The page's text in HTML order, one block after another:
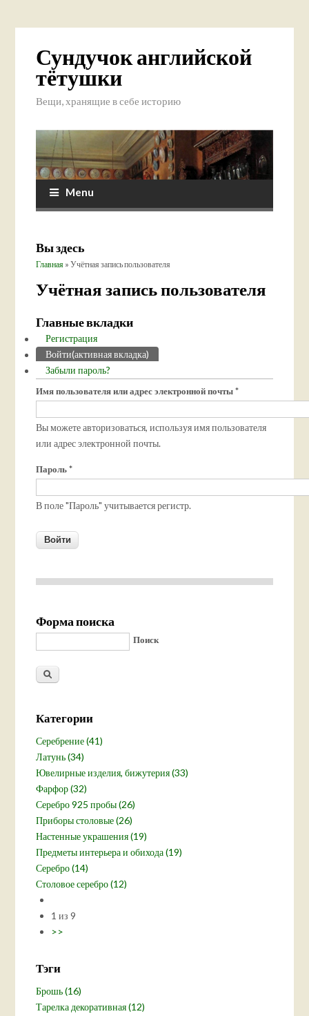
Сундучок английской
тётушки
Вещи, хранящие в себе историю
Menu
Вы здесь
Главная » Учётная запись пользователя
Учётная запись пользователя
Главные вкладки
Регистрация
Войти(активная вкладка)
Забыли пароль?
Имя пользователя или адрес электронной почты*
Вы можете авторизоваться, используя имя пользователя
или адрес электронной почты.
Пароль*
В поле "Пароль" учитывается регистр.
Форма поиска
Поиск
Категории
Серебрение (41)
Латунь (34)
Ювелирные изделия, бижутерия (33)
Фарфор (32)
Серебро 925 пробы (26)
Приборы столовые (26)
Настенные украшения (19)
Предметы интерьера и обихода (19)
Серебро (14)
Столовое серебро (12)
1 из 9
>>
Тэги
Брошь (16)
Тарелка декоративная (12)